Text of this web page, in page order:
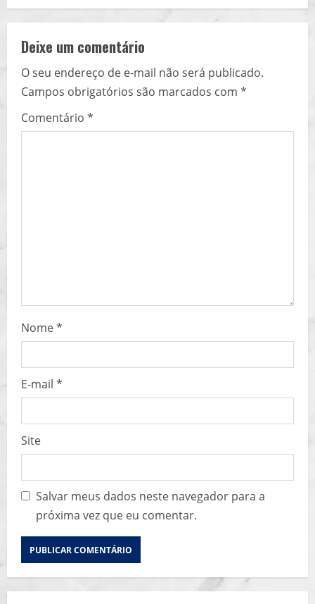
n
u
e
g
Deixe um comentário
O seu endereço de e-mail não será publicado.
Campos obrigatórios são marcados com *
Comentário *
Nome*
E-mail *
Site
Salvar meus dados neste navegador para a
próxima vez que eu comentar.